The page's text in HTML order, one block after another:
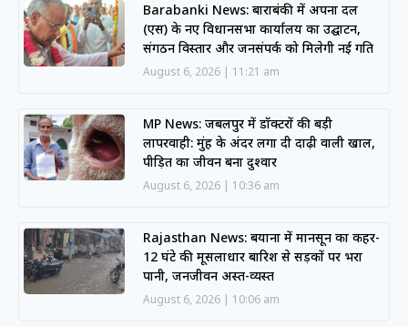
Barabanki News: बाराबंकी में अपना दल
(एस) के नए विधानसभा कार्यालय का उद्घाटन,
संगठन विस्तार और जनसंपर्क को मिलेगी नई गति
August 6, 2026 11:21 am
MP News: जबलपुर में डॉक्टरों की बड़ी
लापरवाही: मुंह के अंदर लगा दी दाढ़ी वाली खाल,
पीड़ित का जीवन बना दुश्वार
August 6, 2026 10:36 am
Rajasthan News: बयाना में मानसून का कहर-
12 घंटे की मूसलाधार बारिश से सड़कों पर भरा
पानी, जनजीवन अस्त-व्यस्त
August 6, 2026 10:06 am